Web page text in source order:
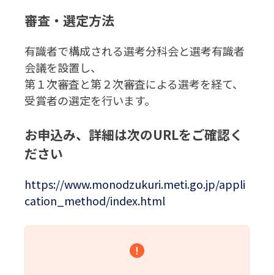
審査・選定方法
有識者で構成される選考分科会と選考有識者
会議を設置し、
第１次審査と第２次審査による選考を経て、
受賞者の選定を行います。
お申込み、詳細は次のURLをご確認く
ださい
https://www.monodzukuri.meti.go.jp/appli
cation_method/index.html